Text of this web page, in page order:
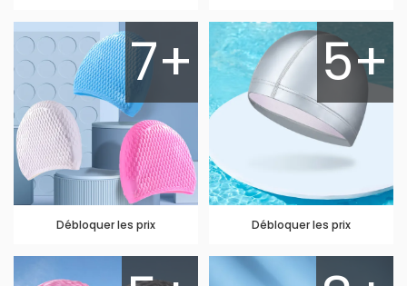
7+
Débloquer les prix
5+
Débloquer les prix